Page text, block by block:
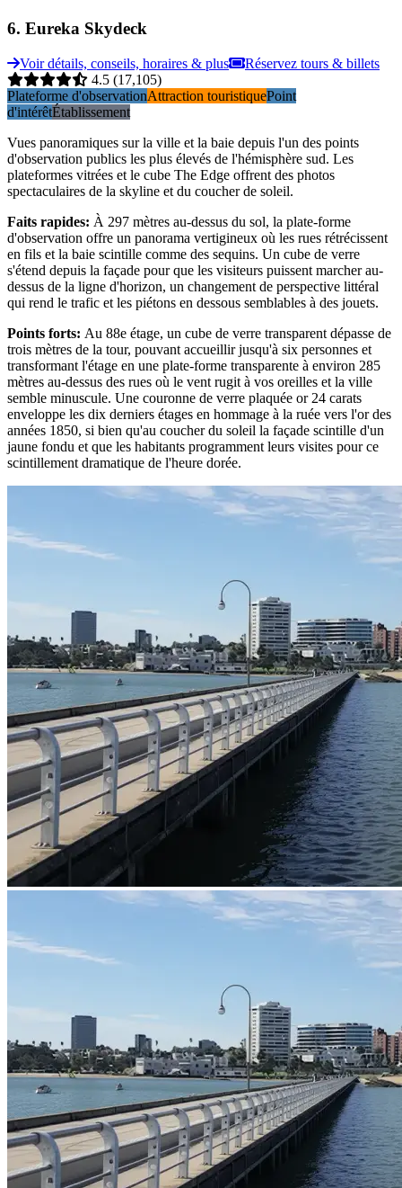
6. Eureka Skydeck
Voir détails, conseils, horaires & plus
Réservez tours & billets
4.5 (17,105)
Plateforme d'observationAttraction touristiquePoint
d'intérêtÉtablissement
Vues panoramiques sur la ville et la baie depuis l'un des points
d'observation publics les plus élevés de l'hémisphère sud. Les
plateformes vitrées et le cube The Edge offrent des photos
spectaculaires de la skyline et du coucher de soleil.
Faits rapides: À 297 mètres au-dessus du sol, la plate-forme
d'observation offre un panorama vertigineux où les rues rétrécissent
en fils et la baie scintille comme des sequins. Un cube de verre
s'étend depuis la façade pour que les visiteurs puissent marcher au-
dessus de la ligne d'horizon, un changement de perspective littéral
qui rend le trafic et les piétons en dessous semblables à des jouets.
Points forts: Au 88e étage, un cube de verre transparent dépasse de
trois mètres de la tour, pouvant accueillir jusqu'à six personnes et
transformant l'étage en une plate-forme transparente à environ 285
mètres au-dessus des rues où le vent rugit à vos oreilles et la ville
semble minuscule. Une couronne de verre plaquée or 24 carats
enveloppe les dix derniers étages en hommage à la ruée vers l'or des
années 1850, si bien qu'au coucher du soleil la façade scintille d'un
jaune fondu et que les habitants programment leurs visites pour ce
scintillement dramatique de l'heure dorée.